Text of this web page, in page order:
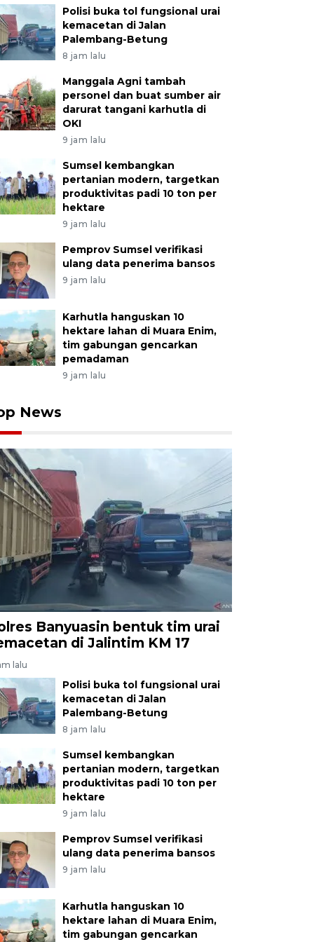
Polisi buka tol fungsional urai
kemacetan di Jalan
Palembang-Betung
8 jam lalu
Manggala Agni tambah
personel dan buat sumber air
darurat tangani karhutla di
OKI
9 jam lalu
Sumsel kembangkan
pertanian modern, targetkan
produktivitas padi 10 ton per
hektare
9 jam lalu
Pemprov Sumsel verifikasi
ulang data penerima bansos
9 jam lalu
Karhutla hanguskan 10
hektare lahan di Muara Enim,
tim gabungan gencarkan
pemadaman
9 jam lalu
News
Banyuasin bentuk tim urai
di Jalintim KM 17
lalu
Polisi buka tol fungsional urai
kemacetan di Jalan
Palembang-Betung
8 jam lalu
Sumsel kembangkan
pertanian modern, targetkan
produktivitas padi 10 ton per
hektare
9 jam lalu
Pemprov Sumsel verifikasi
ulang data penerima bansos
9 jam lalu
Karhutla hanguskan 10
hektare lahan di Muara Enim,
tim gabungan gencarkan